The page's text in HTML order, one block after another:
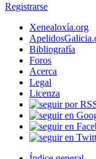
Registrarse
Xenealoxía.org
Bibliografía
Foros
Acerca
Legal
Licenza